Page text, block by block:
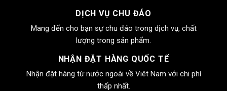
DỊCH VỤ CHU ĐÁO
Mang đến cho bạn sự chu đáo trong dịch vụ, chất
lượng trong sản phẩm.
NHẬN ĐẶT HÀNG QUỐC TẾ
Nhận đặt hàng từ nước ngoài về Viêt Nam với chi phí
thấp nhất.